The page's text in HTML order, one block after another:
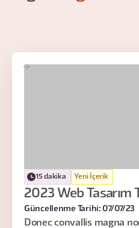
15 dakika Yeni İçerik
2023 Web Tasarım
Güncellenme Tarihi: 07/07/23
Donec convallis magna